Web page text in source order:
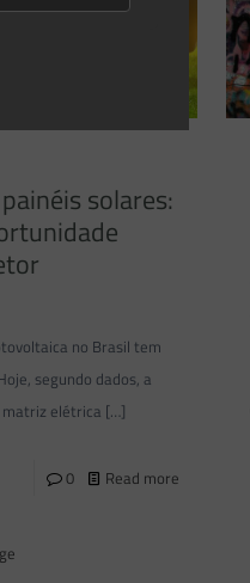
solares:
no Brasil tem
segundo dados, a
matriz elétrica […]
0 Read more